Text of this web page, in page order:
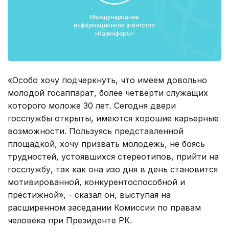
«Особо хочу подчеркнуть, что имеем довольно
молодой госаппарат, более четверти служащих
которого моложе 30 лет. Сегодня двери
госслужбы открыты, имеются хорошие карьерные
возможности. Пользуясь представленной
площадкой, хочу призвать молодежь, не боясь
трудностей, устоявшихся стереотипов, прийти на
госслужбу, так как она изо дня в день становится
мотивированной, конкурентоспособной и
престижной», - сказал он, выступая на
расширенном заседании Комиссии по правам
человека при Президенте РК.